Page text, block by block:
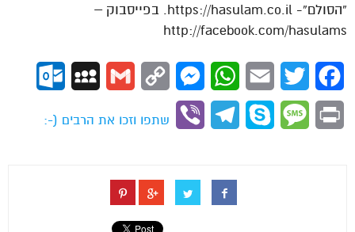
“הסולם”- https://hasulam.co.il. בפייסבוק –
http://facebook.com/hasulams
Facebook
Twitter
Email
WhatsApp
Messenger
Copy
Gmail
MySpace
Print
Message
Skype
Telegram
Viber
שתפו וזכו את הרבים (-: